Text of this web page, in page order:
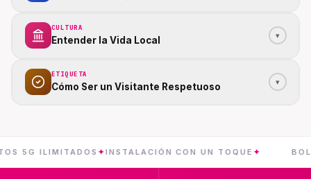
CULTURA
Entender la Vida Local ▾
ETIQUETA
Cómo Ser un Visitante Respetuoso ▾
ILIMITADOS✦INSTALACIÓN CON UN TOQUE✦ BOLIVIA✦